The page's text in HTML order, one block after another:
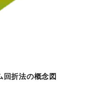
回折法の概念図